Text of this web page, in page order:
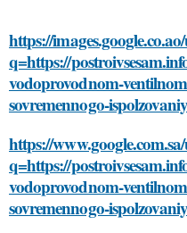
https://
q=https://
vodoprovodnom-
sovremennogo-
https://
q=https://
vodoprovodnom-
sovremennogo-